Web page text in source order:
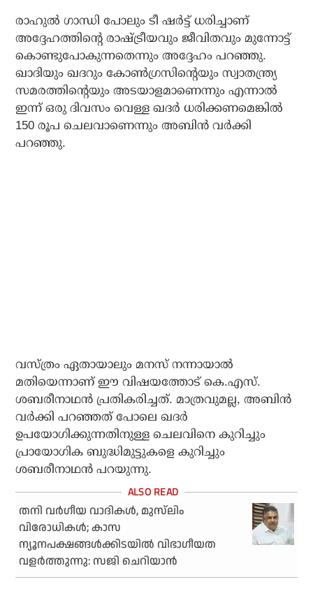
രാഹുല്‍ ഗാന്ധി പോലും ടീ ഷര്‍ട്ട് ധരിച്ചാണ്
അദ്ദേഹത്തിന്റെ രാഷ്ട്രീയവും ജീവിതവും മുന്നോട്ട്
കൊണ്ടുപോകുന്നതെന്നും അദ്ദേഹം പറഞ്ഞു.
ഖാദിയും ഖദറും കോണ്‍ഗ്രസിന്റെയും സ്വാതന്ത്ര്യ
സമരത്തിന്റെയും അടയാളമാണെന്നും എന്നാല്‍
ഇന്ന് ഒരു ദിവസം വെള്ള ഖദര്‍ ധരിക്കണമെങ്കില്‍
150 രൂപ ചെലവാണെന്നും അബിന്‍ വര്‍ക്കി
പറഞ്ഞു.
വസ്ത്രം ഏതായാലും മനസ് നന്നായാല്‍
മതിയെന്നാണ് ഈ വിഷയത്തോട് കെ.എസ്.
ശബരീനാഥന്‍ പ്രതികരിച്ചത്. മാത്രവുമല്ല, അബിന്‍
വര്‍ക്കി പറഞ്ഞത് പോലെ ഖദര്‍
ഉപയോഗിക്കുന്നതിനുള്ള ചെലവിനെ കുറിച്ചും
പ്രായോഗിക ബുദ്ധിമുട്ടുകളെ കുറിച്ചും
ശബരീനാഥന്‍ പറയുന്നു.
തനി വര്‍ഗീയ വാദികള്‍, മുസ്‌ലിം
വിരോധികള്‍; കാസ
ന്യൂനപക്ഷങ്ങള്‍ക്കിടയില്‍ വിഭാഗീയത
വളര്‍ത്തുന്നു: സജി ചെറിയാന്‍